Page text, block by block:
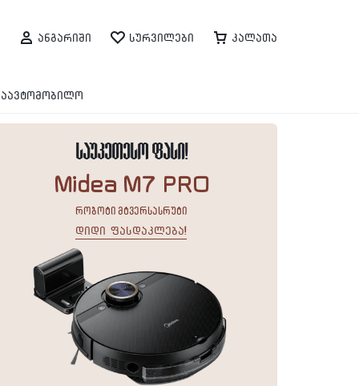
ანგარიში სურვილები კალათა
საუკეთესო ფასი!
Midea M7 PRO
რობოტი მტვერსასრუტი
დიდი ფასდაკლება!